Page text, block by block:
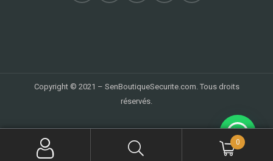
Copyright © 2021 – SenBoutiqueSecurite.com. Tous droits
réservés.
0